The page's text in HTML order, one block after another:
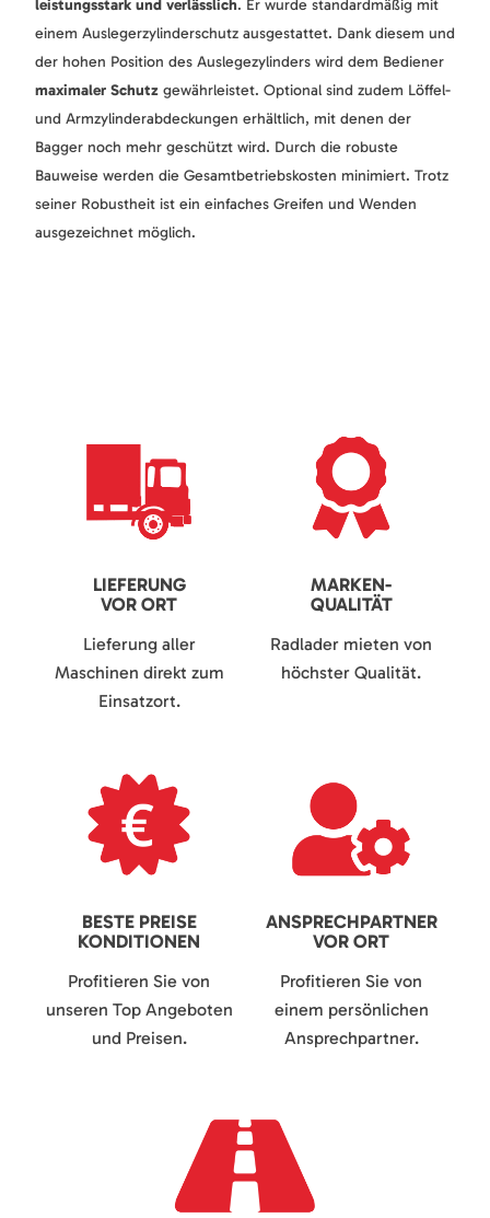
leistungsstark und verlässlich. Er wurde standardmäßig mit
einem Auslegerzylinderschutz ausgestattet. Dank diesem und
der hohen Position des Auslegezylinders wird dem Bediener
maximaler Schutz gewährleistet. Optional sind zudem Löffel-
und Armzylinderabdeckungen erhältlich, mit denen der
Bagger noch mehr geschützt wird. Durch die robuste
Bauweise werden die Gesamtbetriebskosten minimiert. Trotz
seiner Robustheit ist ein einfaches Greifen und Wenden
ausgezeichnet möglich.
LIEFERUNG
VOR ORT
Lieferung aller
Maschinen direkt zum
Einsatzort.
MARKEN-
QUALITÄT
Radlader mieten von
höchster Qualität.
BESTE PREISE
KONDITIONEN
Profitieren Sie von
unseren Top Angeboten
und Preisen.
ANSPRECHPARTNER
VOR ORT
Profitieren Sie von
einem persönlichen
Ansprechpartner.